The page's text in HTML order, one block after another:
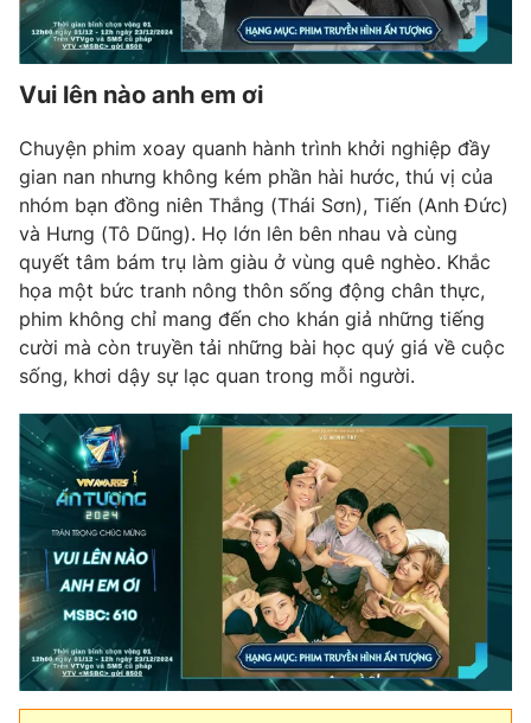
Vui lên nào anh em ơi
Chuyện phim xoay quanh hành trình khởi nghiệp đầy
gian nan nhưng không kém phần hài hước, thú vị của
nhóm bạn đồng niên Thắng (Thái Sơn), Tiến (Anh Đức)
và Hưng (Tô Dũng). Họ lớn lên bên nhau và cùng
quyết tâm bám trụ làm giàu ở vùng quê nghèo. Khắc
họa một bức tranh nông thôn sống động chân thực,
phim không chỉ mang đến cho khán giả những tiếng
cười mà còn truyền tải những bài học quý giá về cuộc
sống, khơi dậy sự lạc quan trong mỗi người.